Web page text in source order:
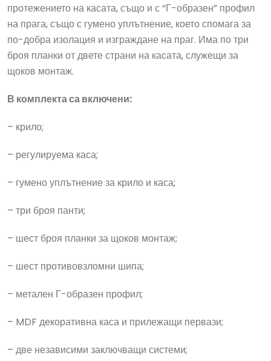
протежението на касата, също и с “Г-образен” профил
на прага, също с гумено уплътнение, което спомага за
по-добра изолация и изграждане на праг. Има по три
броя планки от двете страни на касата, служещи за
щоков монтаж.
В комплекта са включени:
– крило;
– регулируема каса;
– гумено уплътнение за крило и каса;
– три броя панти;
– шест броя планки за щоков монтаж;
– шест противовзломни шипа;
– метален Г-образен профил;
– MDF декоративна каса и прилежащи первази;
– две независими заключващи системи;